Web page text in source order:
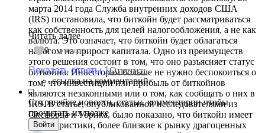
марта 2014 года Служба внутренних доходов США
(IRS) постановила, что биткойн будет рассматриваться
как собственность для целей налогообложения, а не как
валюта. Это означает, что биткойн будет облагаться
налогом на прирост капитала. Одно из преимуществ
этого решения состоит в том, что оно разъясняет статус
биткойна. Инвесторам больше не нужно беспокоиться о
том, что инвестиции или прибыль от биткойнов
являются незаконными или о том, как сообщать о них в
IRS. В статье, опубликованной исследователями из
Оксфорда и Уорика, было показано, что биткойн имеет
характеристики, более близкие к рынку драгоценных
Читать далее
0 эмодзи
Показать ответы 1Ответить
ссылка на комментарий
Сохраняйте новости, статьи, комментарии чтобы
прочитать их позже
Войти